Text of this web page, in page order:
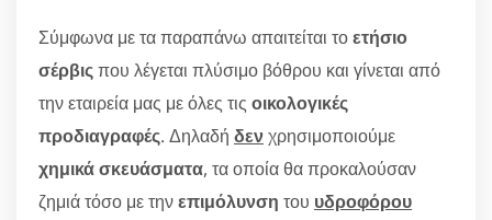
Σύμφωνα με τα παραπάνω απαιτείται τοετήσιο
σέρβιςπου λέγεται πλύσιμο βόθρου και γίνεται από
την εταιρεία μας με όλες τις οικολογικές
προδιαγραφές. Δηλαδή δενχρησιμοποιούμε
χημικά σκευάσματα, τα οποία θα προκαλούσαν
ζημιά τόσο με τηνεπιμόλυνση του υδροφόρου